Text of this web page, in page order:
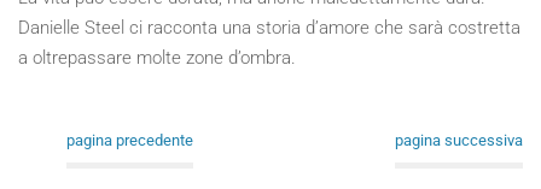
Danielle Steel ci racconta una storia d’amore che sarà costretta
a oltrepassare molte zone d’ombra.
pagina precedente pagina successiva